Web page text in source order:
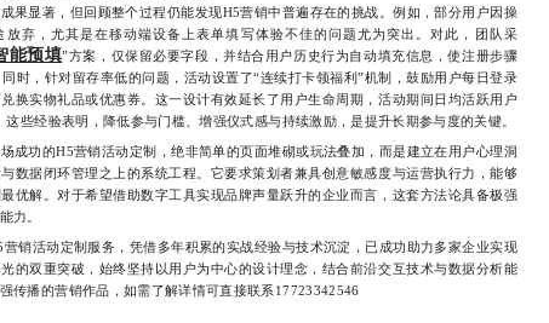
显著，但回顾整个过程仍能发现H5营销中普遍存在的挑战。例如，部分用户因操
放弃，尤其是在移动端设备上表单填写体验不佳的问题尤为突出。对此，团队采
能预填”方案，仅保留必要字段，并结合用户历史行为自动填充信息，使注册步骤
时，针对留存率低的问题，活动设置了“连续打卡领福利”机制，鼓励用户每日登录
换实物礼品或优惠券。这一设计有效延长了用户生命周期，活动期间日均活跃用户
这些经验表明，降低参与门槛、增强仪式感与持续激励，是提升长期参与度的关键。
功的H5营销活动定制，绝非简单的页面堆砌或玩法叠加，而是建立在用户心理洞
数据闭环管理之上的系统工程。它要求策划者兼具创意敏感度与运营执行力，能够
优解。对于希望借助数字工具实现品牌声量跃升的企业而言，这套方法论具备极强
力。
活动定制服务，凭借多年积累的实战经验与技术沉淀，已成功助力多家企业实现
的双重突破，始终坚持以用户为中心的设计理念，结合前沿交互技术与数据分析能
传播的营销作品，如需了解详情可直接联系17723342546